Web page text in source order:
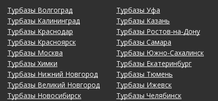
Турбазы Волгоград
Турбазы Калининград
Турбазы Краснодар
Турбазы Красноярск
Турбазы Москва
Турбазы Химки
Турбазы Нижний Новгород
Турбазы Великий Новгород
Турбазы Новосибирск
Турбазы Уфа
Турбазы Казань
Турбазы Ростов-на-Дону
Турбазы Самара
Турбазы Южно-Сахалинск
Турбазы Екатеринбург
Турбазы Тюмень
Турбазы Ижевск
Турбазы Челябинск